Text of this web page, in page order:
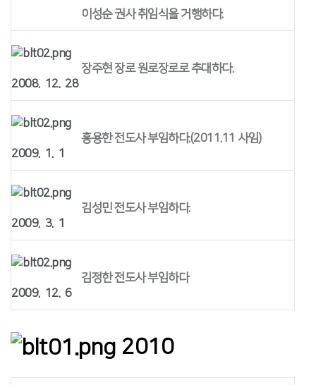
이성순 권사 취임식을 거행하다.
2008. 12. 28
장주현 장로 원로장로로 추대하다.
2009. 1. 1
홍용한 전도사 부임하다.(2011.11 사임)
2009. 3. 1
김성민 전도사 부임하다.
2009. 12. 6
김정한 전도사 부임하다
2010